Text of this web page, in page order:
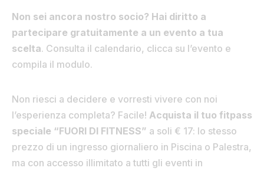
Non sei ancora nostro socio? Hai diritto a
partecipare gratuitamente a un evento a tua
scelta. Consulta il calendario, clicca su l’evento e
compila il modulo.
Non riesci a decidere e vorresti vivere con noi
l’esperienza completa? Facile! Acquista il tuo fitpass
speciale “FUORI DI FITNESS” a soli € 17: lo stesso
prezzo di un ingresso giornaliero in Piscina o Palestra,
ma con accesso illimitato a tutti gli eventi in